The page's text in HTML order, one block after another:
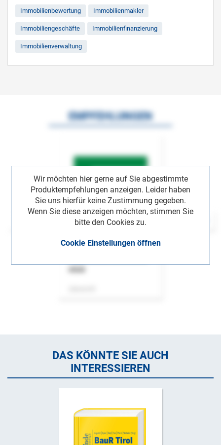
Immobilienbewertung Immobilienmakler
Immobiliengeschäfte Immobilienfinanzierung
Immobilienverwaltung
Wir möchten hier gerne auf Sie abgestimmte
Produktempfehlungen anzeigen. Leider haben
Sie uns hierfür keine Zustimmung gegeben.
Wenn Sie diese anzeigen möchten, stimmen Sie
bitte den Cookies zu.
Cookie Einstellungen öffnen
EMPFEHLUNGEN
DAS KÖNNTE SIE AUCH
INTERESSIEREN